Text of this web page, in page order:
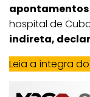
hospital de
indireta,
Leia a íntegra